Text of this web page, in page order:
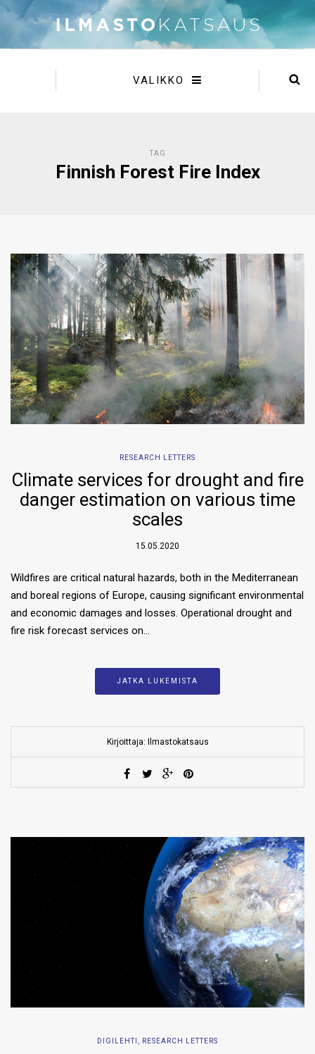
VALIKKO
TAG
Finnish Forest Fire Index
RESEARCH LETTERS
Climate services for drought and fire
danger estimation on various time
scales
15.05.2020
Wildfires are critical natural hazards, both in the Mediterranean
and boreal regions of Europe, causing significant environmental
and economic damages and losses. Operational drought and
fire risk forecast services on…
JATKA LUKEMISTA
Kirjoittaja: Ilmastokatsaus
DIGILEHTI , RESEARCH LETTERS